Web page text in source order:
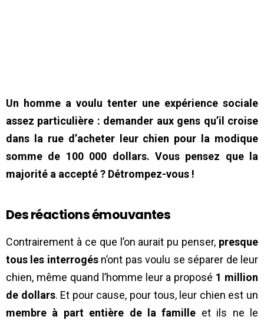
Un homme a voulu tenter une expérience sociale
assez particulière : demander aux gens qu’il croise
dans la rue d’acheter leur chien pour la modique
somme de 100 000 dollars. Vous pensez que la
majorité a accepté ? Détrompez-vous !
Des réactions émouvantes
Contrairement à ce que l’on aurait pu penser, presque
tous les interrogésn’ont pas voulu se séparer de leur
chien, même quand l’homme leur a proposé 1 million
de dollars. Et pour cause, pour tous, leur chien est un
membre à part entière de la famille et ils ne le